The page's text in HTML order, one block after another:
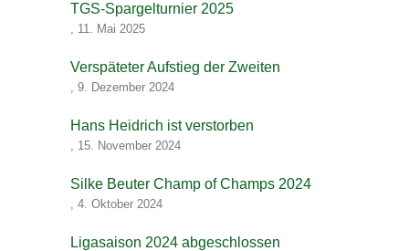
TGS-Spargelturnier 2025
, 11. Mai 2025
Verspäteter Aufstieg der Zweiten
, 9. Dezember 2024
Hans Heidrich ist verstorben
, 15. November 2024
Silke Beuter Champ of Champs 2024
, 4. Oktober 2024
Ligasaison 2024 abgeschlossen